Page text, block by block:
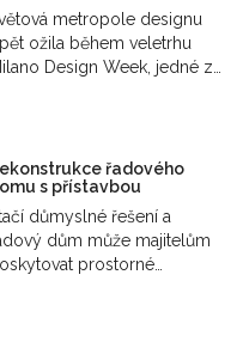
metropole designu
ožila během veletrhu
Design Week, jedné z…
řadového
s přístavbou
důmyslné řešení a
dům může majitelům
prostorné…